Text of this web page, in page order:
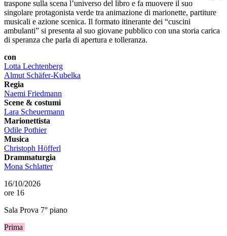
traspone sulla scena l’universo del libro e fa muovere il suo
singolare protagonista verde tra animazione di marionette, partiture
musicali e azione scenica. Il formato itinerante dei “cuscini
ambulanti” si presenta al suo giovane pubblico con una storia carica
di speranza che parla di apertura e tolleranza.
con
Lotta Lechtenberg
Almut Schäfer-Kubelka
Regia
Naemi Friedmann
Scene & costumi
Lara Scheuermann
Marionettista
Odile Pothier
Musica
Christoph Höfferl
Drammaturgia
Mona Schlatter
16/10/2026
ore 16
Sala Prova 7° piano
Prima